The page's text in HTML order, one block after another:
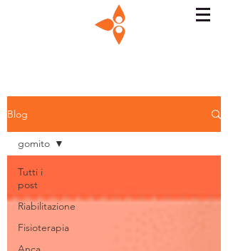
Blog
Tutti i
post
Riabilitazione
Fisioterapia
gomito